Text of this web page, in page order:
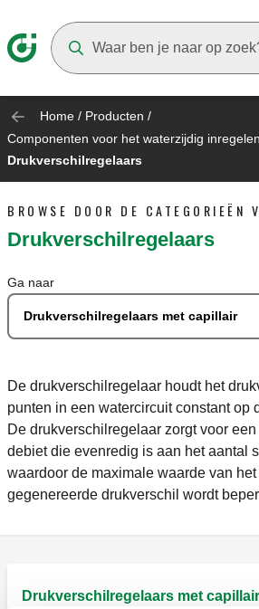
Home / Producten /
Componenten voor het waterzijdig inregelen
Drukverschilregelaars
BROWSE DOOR DE CATEGORIEËN
Drukverschilregelaars
Ga naar
Drukverschilregelaars met capillair
De drukverschilregelaar houdt het
punten in een watercircuit constant op
De drukverschilregelaar zorgt voor
debiet die evenredig is aan het aantal
waardoor de maximale waarde van
gegenereerde drukverschil wordt
Drukverschilregelaars met capillair